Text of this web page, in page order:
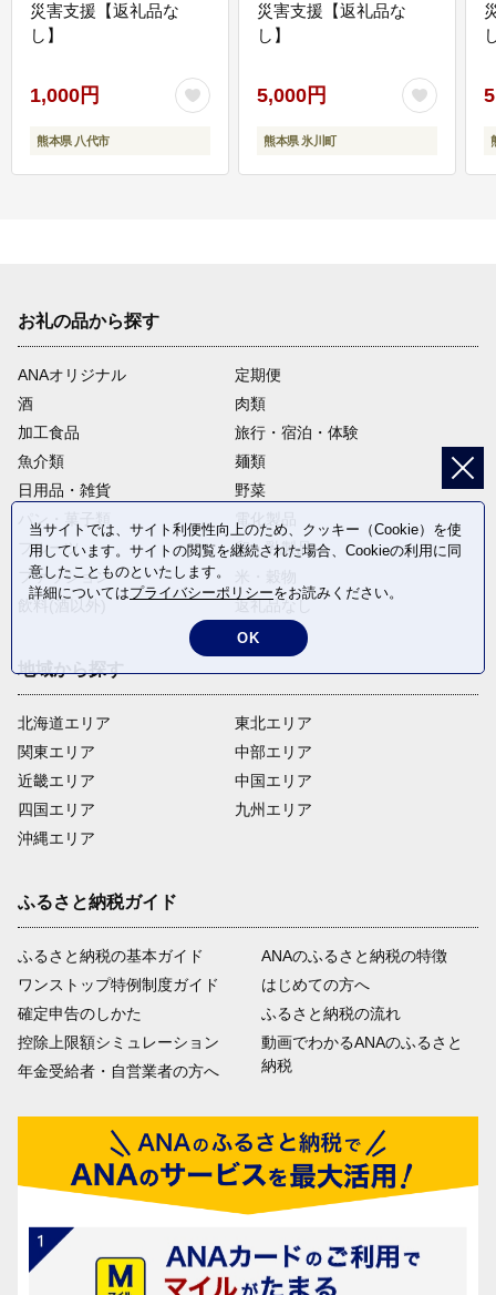
災害支援【返礼品な
し】
1,000円
熊本県 八代市
災害支援【返礼品な
し】
5,000円
熊本県 氷川町
お礼の品から探す
ANAオリジナル
定期便
酒
肉類
加工食品
旅行・宿泊・体験
魚介類
麺類
日用品・雑貨
野菜
パン・菓子類
電化製品
フルーツ
卵・乳製品
ファッション
飲料(酒以外)
返礼品なし
地域から探す
北海道エリア
関東エリア
近畿エリア
四国エリア
沖縄エリア
東北エリア
中部エリア
中国エリア
九州エリア
ふるさと納税ガイド
ふるさと納税の基本ガイド
ワンストップ特例制度ガイド
確定申告のしかた
控除上限額シミュレーション
年金受給者・自営業者の方へ
ANAのふるさと納税の特徴
はじめての方へ
ふるさと納税の流れ
動画でわかるANAのふるさと
納税
当サイトでは、サイト利便性向上のため、クッキー（Cookie）を使
用しています。サイトの閲覧を継続された場合、Cookieの利用に同
意したことものといたします。
詳細についてはプライバシーポリシーをお読みください。
OK